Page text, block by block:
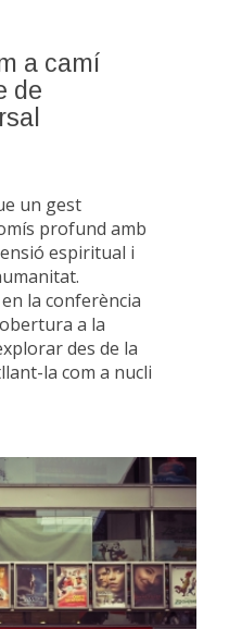
a camí
de
un gest
profund amb
espiritual i
la conferència
a la
des de la
la com a nucli